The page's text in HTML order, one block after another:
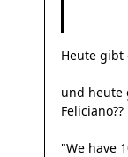
Heute gibt
und heute
Feliciano??
"We have